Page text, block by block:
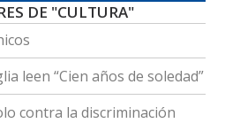
DE "CULTURA"
leen “Cien años de soledad”
contra la discriminación